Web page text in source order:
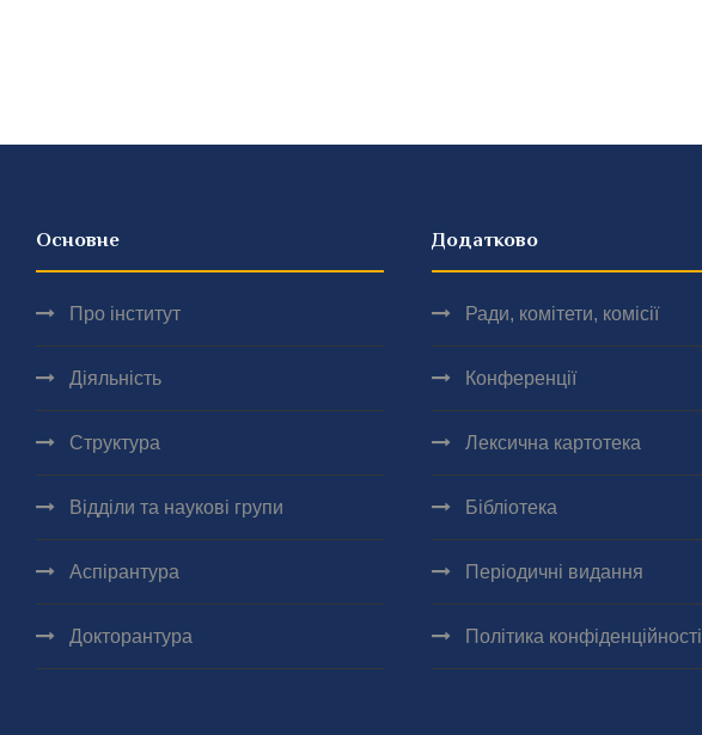
Основне
Про інститут
Діяльність
Структура
Відділи та наукові групи
Аспірантура
Докторантура
Додатково
Ради, комітети, комісії
Конференції
Лексична картотека
Бібліотека
Періодичні видання
Політика конфіденційності